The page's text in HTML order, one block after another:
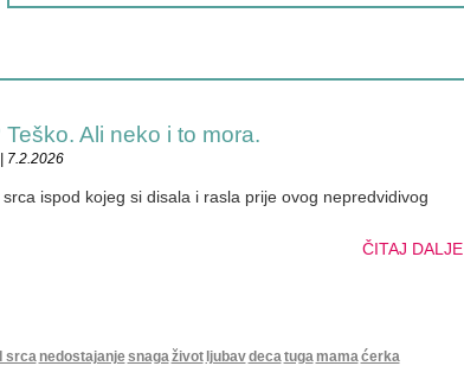
Ali neko i to mora.
7.2.2026
ispod kojeg si disala i rasla prije ovog nepredvidivog
ČITAJ DALJE
srca nedostajanjesnagaživot ljubavdecatuga mamaćerka